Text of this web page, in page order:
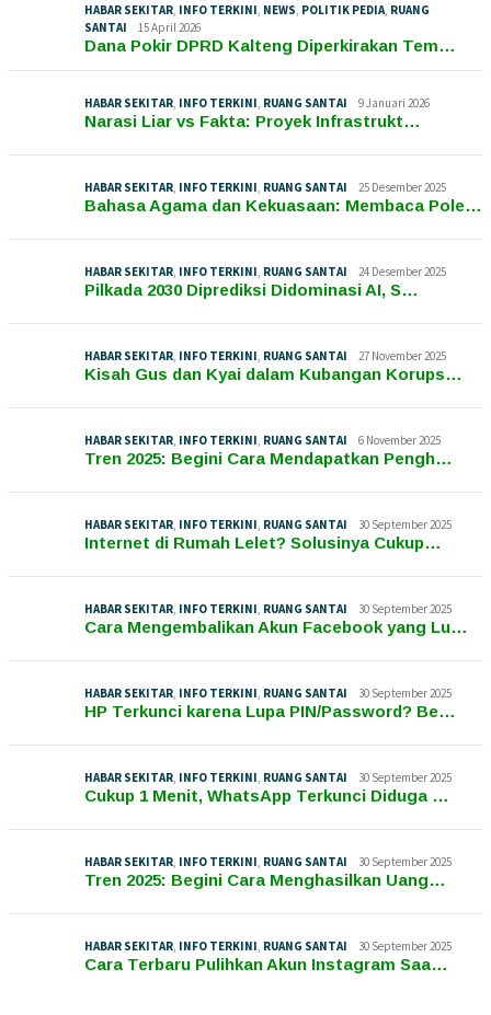
HABAR SEKITAR INFO TERKINI NEWS POLITIK PEDIA RUANG
SANTAI
15 April 2026
Dana Pokir DPRD Kalteng Diperkirakan Tem…
HABAR SEKITAR INFO TERKINI RUANG SANTAI 9 Januari 2026
Narasi Liar vs Fakta: Proyek Infrastrukt…
HABAR SEKITAR INFO TERKINI RUANG SANTAI 25 Desember 2025
Bahasa Agama dan Kekuasaan: Membaca Pole…
HABAR SEKITAR INFO TERKINI RUANG SANTAI 24 Desember 2025
Pilkada 2030 Diprediksi Didominasi AI, S…
HABAR SEKITAR INFO TERKINI RUANG SANTAI 27 November 2025
Kisah Gus dan Kyai dalam Kubangan Korups…
HABAR SEKITAR INFO TERKINI RUANG SANTAI 6 November 2025
Tren 2025: Begini Cara Mendapatkan Pengh…
HABAR SEKITAR INFO TERKINI RUANG SANTAI 30 September 2025
Internet di Rumah Lelet? Solusinya Cukup…
HABAR SEKITAR INFO TERKINI RUANG SANTAI 30 September 2025
Cara Mengembalikan Akun Facebook yang Lu…
HABAR SEKITAR INFO TERKINI RUANG SANTAI 30 September 2025
HP Terkunci karena Lupa PIN/Password? Be…
HABAR SEKITAR INFO TERKINI RUANG SANTAI 30 September 2025
Cukup 1 Menit, WhatsApp Terkunci Diduga …
HABAR SEKITAR INFO TERKINI RUANG SANTAI 30 September 2025
Tren 2025: Begini Cara Menghasilkan Uang…
HABAR SEKITAR INFO TERKINI RUANG SANTAI 30 September 2025
Cara Terbaru Pulihkan Akun Instagram Saa…